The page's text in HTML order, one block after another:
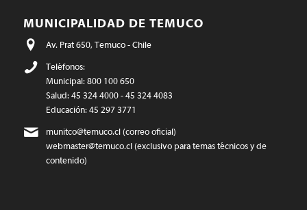
MUNICIPALIDAD DE TEMUCO
Av. Prat 650, Temuco - Chile
Teléfonos:
Municipal: 800 100 650
Salud: 45 324 4000 - 45 324 4083
Educación: 45 297 3771
munitco@temuco.cl(correo oficial)
webmaster@temuco.cl(exclusivo para temas técnicos y de
contenido)